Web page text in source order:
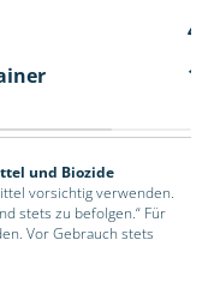
4
1
und Biozide
vorsichtig verwenden.
stets zu befolgen.“ Für
Vor Gebrauch stets